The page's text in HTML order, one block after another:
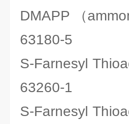
DMAPP （
63180-5
S-Farnesyl
63260-1
S-Farnesyl